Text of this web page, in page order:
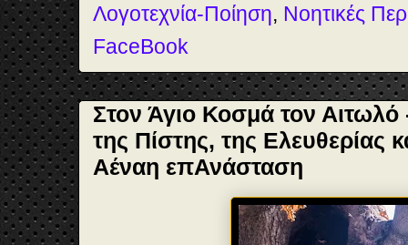
Λογοτεχνία-Ποίηση, Νοητικές
FaceBook
Στον Άγιο Κοσμά τον
της Πίστης, της Ελευθερίας
Αέναη επΑνάσταση